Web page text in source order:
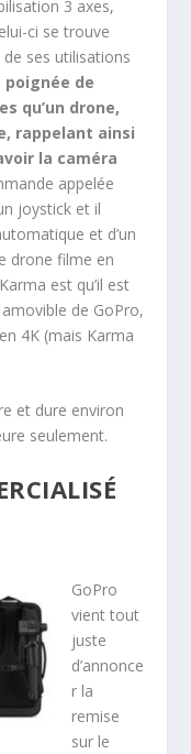
3 axes,
ci se trouve
ses utilisations
de
qu’un drone,
rappelant ainsi
la caméra
appelée
joystick et il
et d’un
drone filme en
est qu’il est
de GoPro,
4K (mais Karma
et dure environ
seulement.
GoPro
vient tout
juste
d’annonce
r la
remise
sur le